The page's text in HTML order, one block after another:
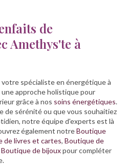
de
Amethys'te à
votre spécialiste en énergétique à
approche holistique pour
grâce à nos soins énergétiques.
de sérénité ou que vous souhaitiez
notre équipe d'experts est là
également notreBoutique
de livres et cartes, Boutique de
Boutique de bijouxpour compléter